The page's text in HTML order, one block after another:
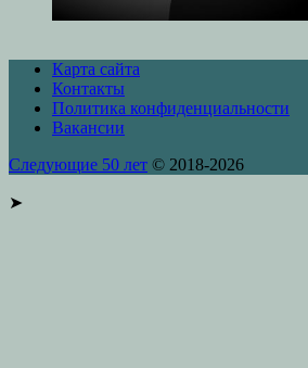
Карта сайта
Контакты
Политика конфиденциальности
Вакансии
Следующие 50 лет © 2018-2026
➤